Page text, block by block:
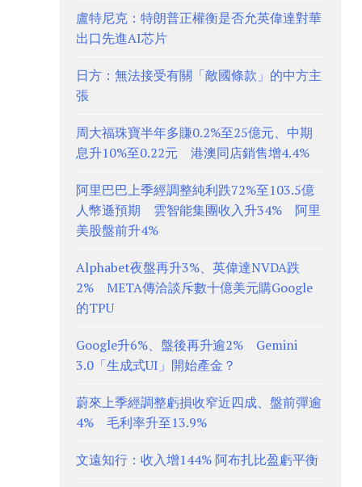
盧特尼克：特朗普正權衡是否允英偉達對華
出口先進AI芯片
日方：無法接受有關「敵國條款」的中方主
張
周大福珠寶半年多賺0.2%至25億元、中期
息升10%至0.22元 港澳同店銷售增4.4%
阿里巴巴上季經調整純利跌72%至103.5億
人幣遜預期 雲智能集團收入升34% 阿里
美股盤前升4%
Alphabet夜盤再升3%、英偉達NVDA跌
2% META傳洽談斥數十億美元購Google
的TPU
Google升6%、盤後再升逾2% Gemini
3.0「生成式UI」開始產金？
蔚來上季經調整虧損收窄近四成、盤前彈逾
4% 毛利率升至13.9%
文遠知行：收入增144% 阿布扎比盈虧平衡